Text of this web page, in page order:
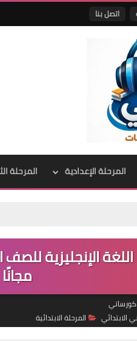
اتصل بنا
المرحلة الإعدادية المرحلة
مجانًا
الابتدائي المرحلة الابتدائية